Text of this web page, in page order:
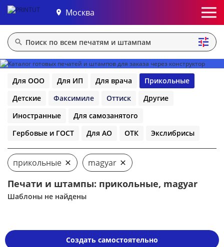
Москва
Для ООО Для ИП Для врача
Прикольные
Детские
Факсимиле Оттиск
Другие
Иностранные
Для самозанятого
Гербовые и ГОСТ
Для АО ОТК Экслибрисы
прикольные magyar
Печати и штампы: прикольные, magyar
Шаблоны не найдены
Создать самостоятельно